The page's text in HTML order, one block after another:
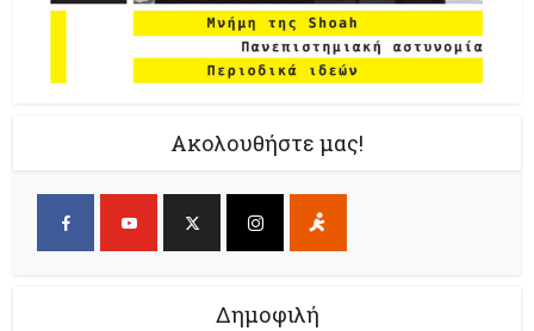
Ακολουθήστε μας!
Δημοφιλή